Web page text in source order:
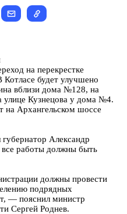
на перекрестке
будет улучшено
вблизи дома №128, на
Кузнецова у дома №4.
на Архангельском шоссе
Александр
работы должны быть
должны провести
подрядных
— пояснил министр
Сергей Роднев.